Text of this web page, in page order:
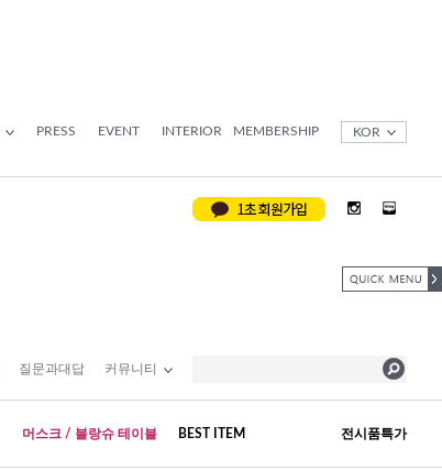
PRESS EVENT INTERIOR MEMBERSHIP KOR
질문과대답 커뮤니티
머스크 / 블랑슈 테이블 BEST ITEM 전시품특가